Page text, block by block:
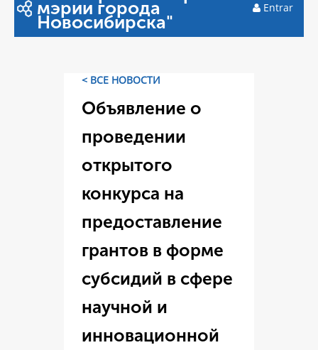
мэрии города
Новосибирска"
Entrar
< ВСЕ НОВОСТИ
Объявление о
проведении
открытого
конкурса на
предоставление
грантов в форме
субсидий в сфере
научной и
инновационной